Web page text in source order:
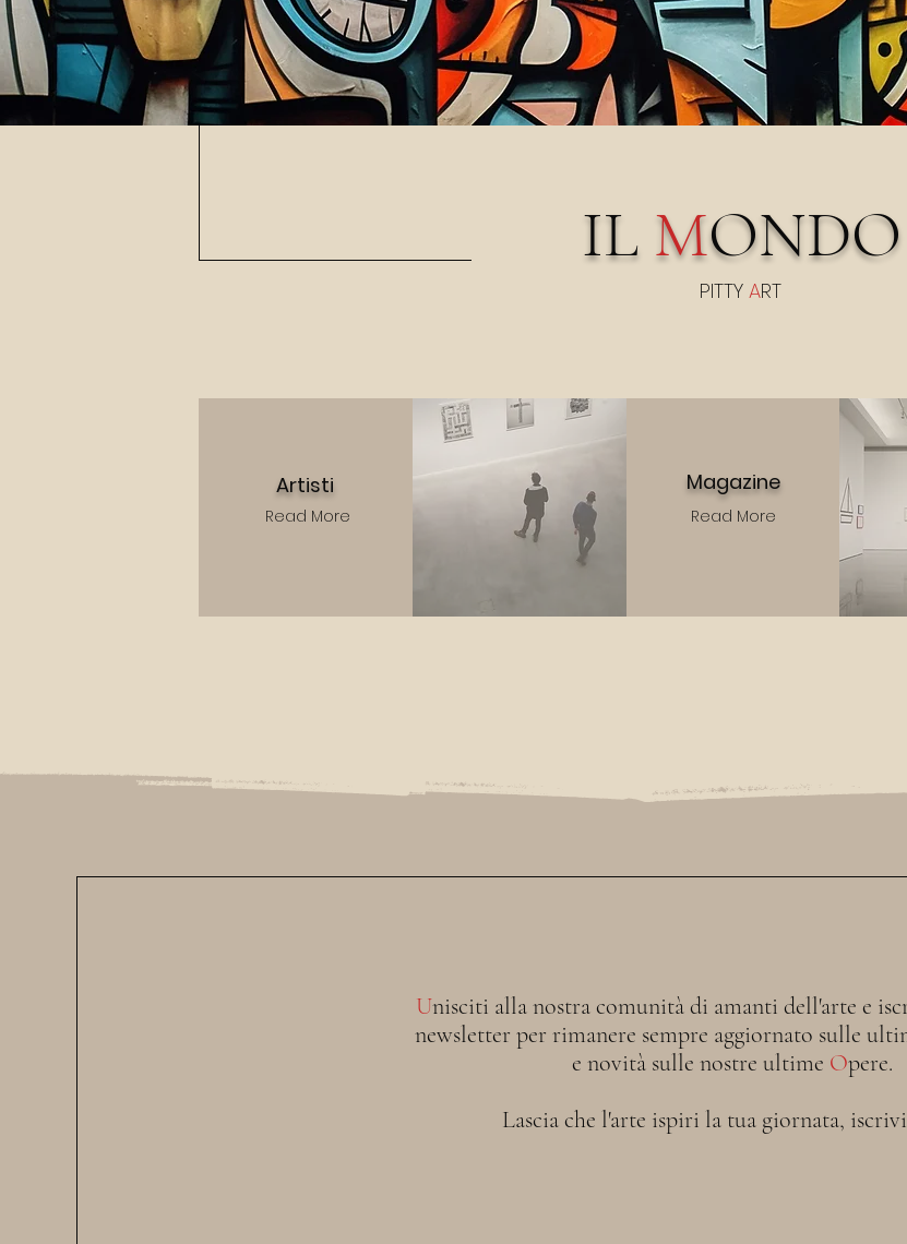
IL MONDO
PITTY ART
Artisti
Read More
Magazine
Read More
Unisciti alla nostra comunità di amanti dell'arte e
newsletter per rimanere sempre aggiornato sulle
e novità sulle nostre ultime Opere.
Lascia che l'arte ispiri la tua giornata,